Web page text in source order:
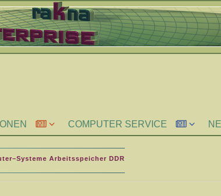
COMPUTER SERVICE
Arbeitsspeicher DDR